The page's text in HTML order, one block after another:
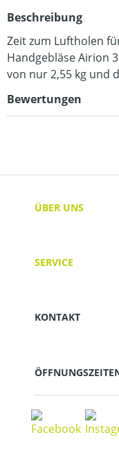
Beschreibung
Zeit zum Luftholen
Handgebläse Airion
von nur 2,55 kg und
Bewertungen
ÜBER UNS
SERVICE
KONTAKT